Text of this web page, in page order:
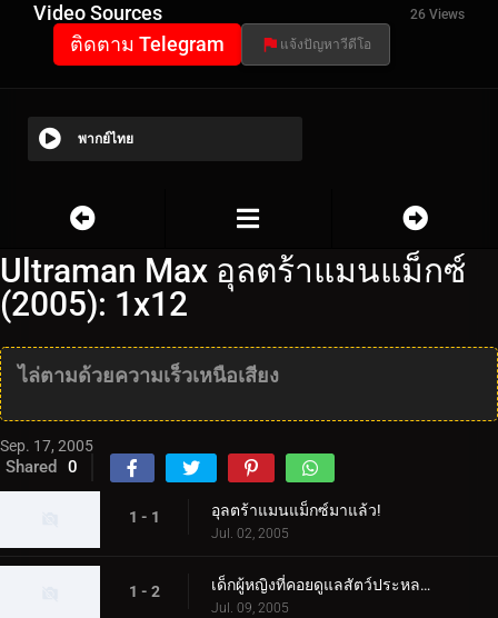
Video Sources 26 Views
ติดตาม Telegram แจ้งปัญหาวีดีโอ
พากย์ไทย
Ultraman Max อุลตร้าแมนแม็กซ์
(2005): 1x12
ไล่ตามด้วยความเร็วเหนือเสียง
Sep. 17, 2005
Shared 0
1 - 1 อุลตร้าแมนแม็กซ์มาแล้ว!
Jul. 02, 2005
1 - 2 เด็กผู้หญิงที่คอยดูแลสัตว์ประหลาด
Jul. 09, 2005